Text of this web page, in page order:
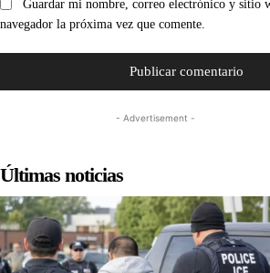
Guardar mi nombre, correo electrónico y sitio
navegador la próxima vez que comente.
- Advertisement -
Últimas noticias